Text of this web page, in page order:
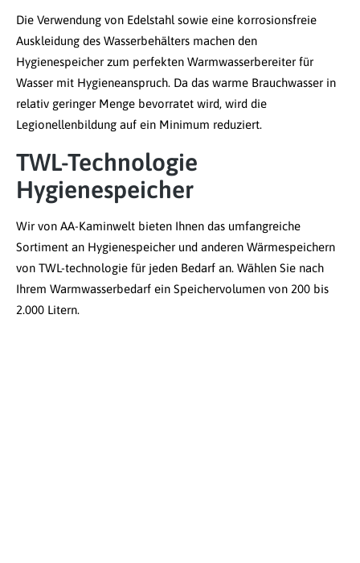
Die Verwendung von Edelstahl sowie eine korrosionsfreie
Auskleidung des Wasserbehälters machen den
Hygienespeicher zum perfekten Warmwasserbereiter für
Wasser mit Hygieneanspruch. Da das warme Brauchwasser in
relativ geringer Menge bevorratet wird, wird die
Legionellenbildung auf ein Minimum reduziert.
TWL-Technologie
Hygienespeicher
Wir von AA-Kaminwelt bieten Ihnen das umfangreiche
Sortiment an Hygienespeicher und anderen Wärmespeichern
von TWL-technologie für jeden Bedarf an. Wählen Sie nach
Ihrem Warmwasserbedarf ein Speichervolumen von 200 bis
2.000 Litern.